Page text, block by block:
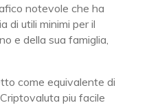
notevole che ha
di utili minimi per il
e della sua famiglia,
come equivalente di
piu facile